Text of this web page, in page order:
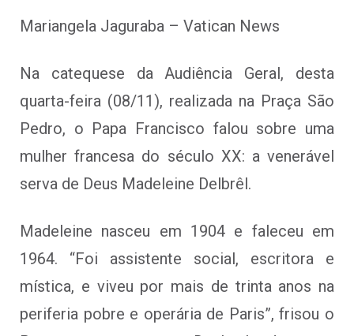
Mariangela Jaguraba – Vatican News
Na catequese da Audiência Geral, desta
quarta-feira (08/11), realizada na Praça São
Pedro, o Papa Francisco falou sobre uma
mulher francesa do século XX: a venerável
serva de Deus Madeleine Delbrêl.
Madeleine nasceu em 1904 e faleceu em
1964. “Foi assistente social, escritora e
mística, e viveu por mais de trinta anos na
periferia pobre e operária de Paris”, frisou o